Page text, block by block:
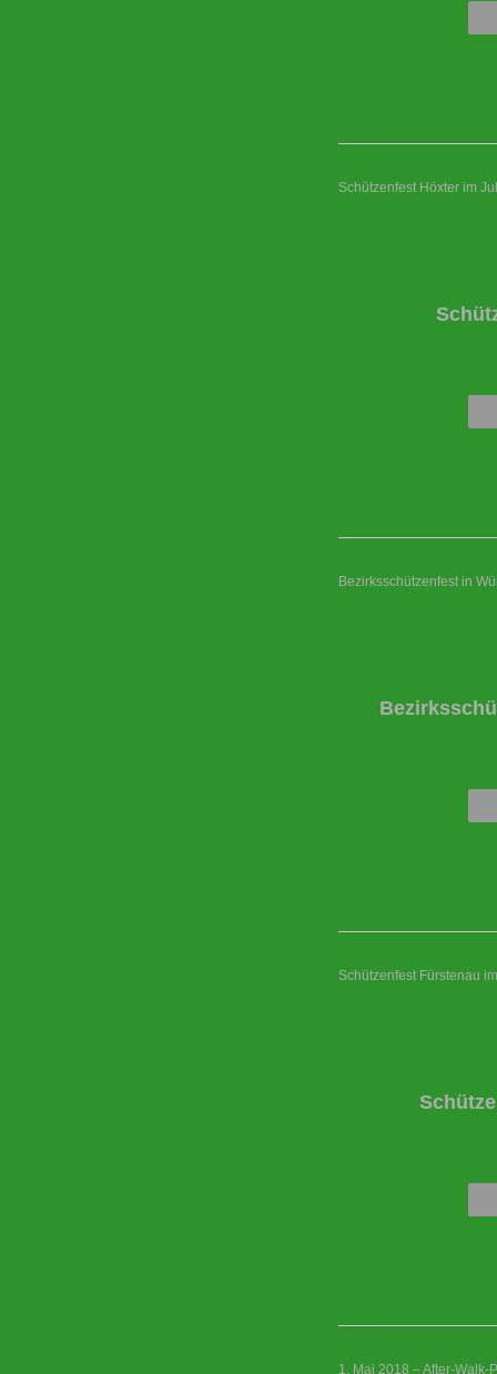
Schützenfest Höxter im
Bezirksschützenfest in
Schützenfest Fürstenau
1. Mai 2018 – After-Walk-